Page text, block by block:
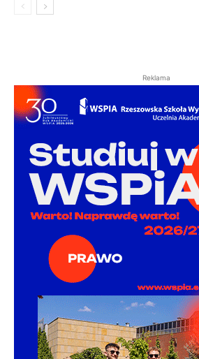
Reklama